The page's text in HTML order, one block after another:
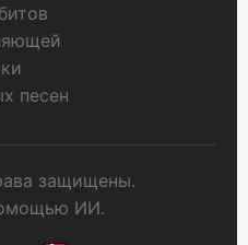
песен
защищены.
ИИ.